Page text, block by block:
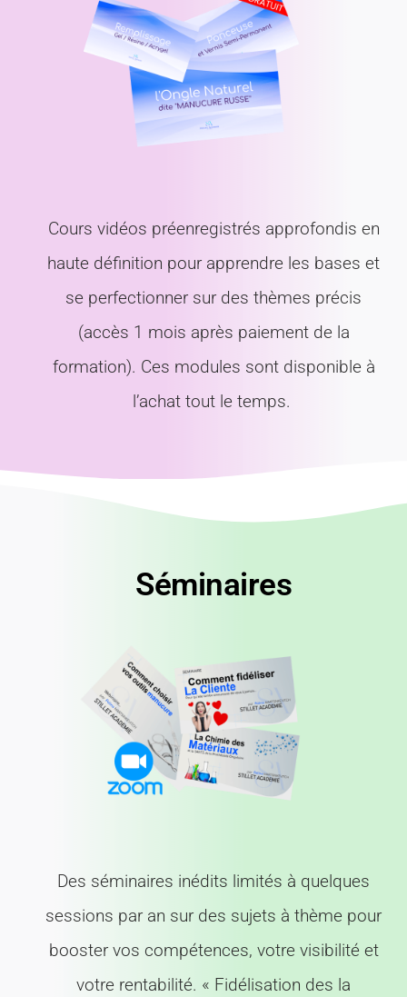
Cours vidéos préenregistrés approfondis en
haute définition pour apprendre les bases et
se perfectionner sur des thèmes précis
(accès 1 mois après paiement de la
formation). Ces modules sont disponible à
l’achat tout le temps.
Des séminaires inédits limités à quelques
sessions par an sur des sujets à thème pour
booster vos compétences, votre visibilité et
votre rentabilité. « Fidélisation des la
Séminaires